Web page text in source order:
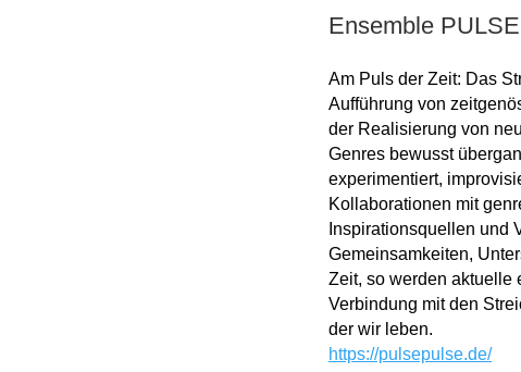
Ensemble
Am Puls der Zeit: Das
Aufführung von
der Realisierung von
Genres bewusst
experimentiert,
Kollaborationen mit
Inspirationsquellen und
Gemeinsamkeiten,
Zeit, so werden aktuelle
Verbindung mit den
der wir leben.
https://pulsepulse.de/